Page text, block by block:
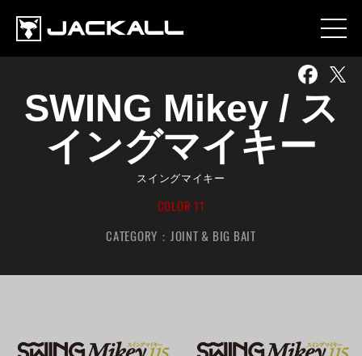
SWING Mikey / ス
イングマイキー
スイングマイキー
COLOR 11
CATEGORY： JOINT & BIG BAIT